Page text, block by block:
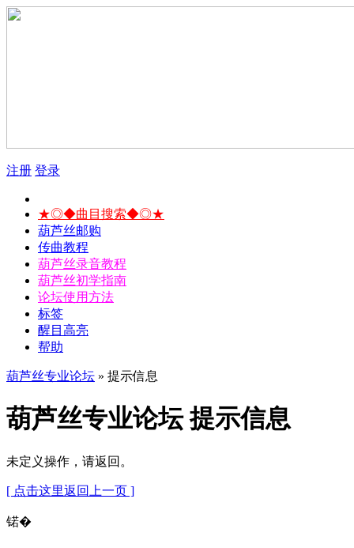
注册 登录
★◎◆曲目搜索◆◎★
葫芦丝邮购
传曲教程
葫芦丝录音教程
葫芦丝初学指南
论坛使用方法
标签
醒目高亮
帮助
葫芦丝专业论坛 » 提示信息
葫芦丝专业论坛 提示信息
未定义操作，请返回。
[ 点击这里返回上一页 ]
锘�